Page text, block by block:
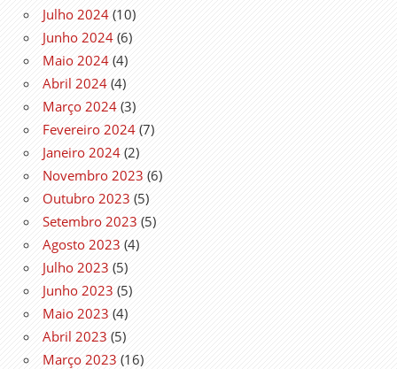
Julho 2024 (10)
Junho 2024 (6)
Maio 2024 (4)
Abril 2024 (4)
Março 2024 (3)
Fevereiro 2024 (7)
Janeiro 2024 (2)
Novembro 2023 (6)
Outubro 2023 (5)
Setembro 2023 (5)
Agosto 2023 (4)
Julho 2023 (5)
Junho 2023 (5)
Maio 2023 (4)
Abril 2023 (5)
Março 2023 (16)